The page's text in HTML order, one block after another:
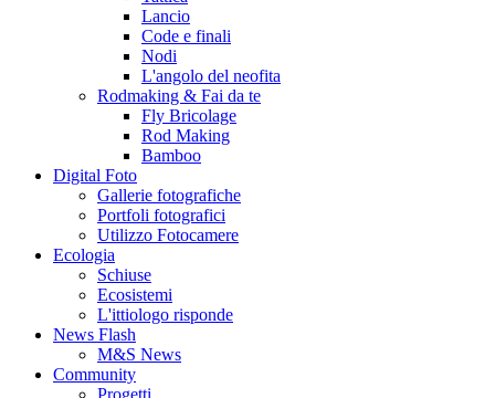
Lancio
Code e finali
Nodi
L'angolo del neofita
Rodmaking & Fai da te
Fly Bricolage
Rod Making
Bamboo
Digital Foto
Gallerie fotografiche
Portfoli fotografici
Utilizzo Fotocamere
Ecologia
Schiuse
Ecosistemi
L'ittiologo risponde
News Flash
M&S News
Community
Progetti